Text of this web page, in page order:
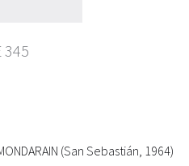
345
(San Sebastián, 1964)